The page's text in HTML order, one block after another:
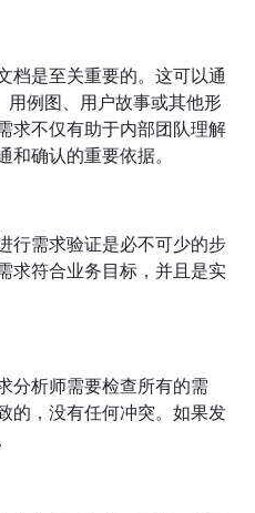
档是至关重要的。这可以通
用例图、用户故事或其他形
求不仅有助于内部团队理解
确认的重要依据。
行需求验证是必不可少的步
求符合业务目标，并且是实
分析师需要检查所有的需
的，没有任何冲突。如果发